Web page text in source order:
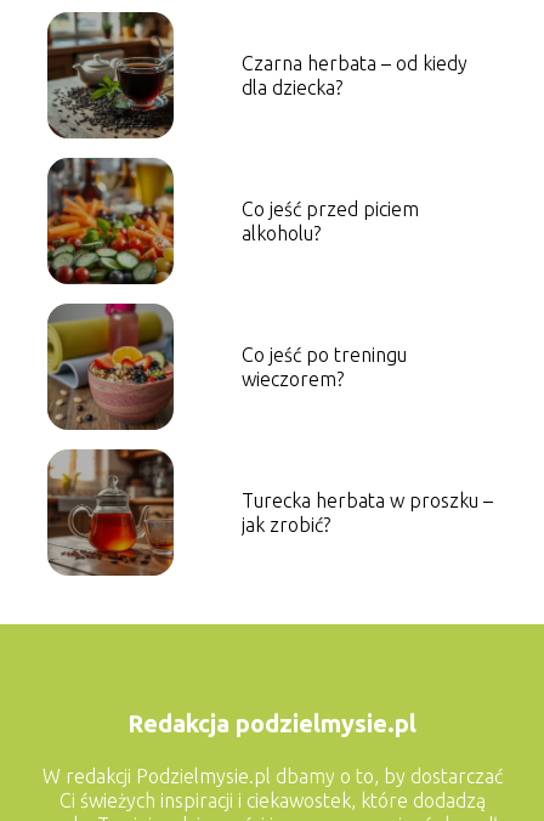
Czarna herbata – od kiedy
dla dziecka?
Co jeść przed piciem
alkoholu?
Co jeść po treningu
wieczorem?
Turecka herbata w proszku –
jak zrobić?
Redakcja podzielmysie.pl
W redakcji Podzielmysie.pl dbamy o to, by dostarczać
Ci świeżych inspiracji i ciekawostek, które dodadzą